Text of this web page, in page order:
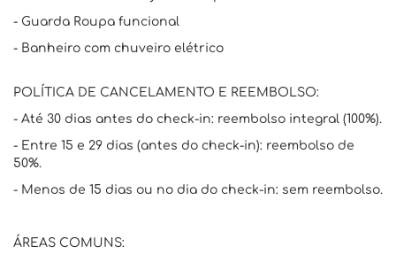
- Guarda Roupa funcional
- Banheiro com chuveiro elétrico
POLÍTICA DE CANCELAMENTO E REEMBOLSO:
- Até 30 dias antes do check-in: reembolso integral (100%).
- Entre 15 e 29 dias (antes do check-in): reembolso de
50%.
- Menos de 15 dias ou no dia do check-in: sem reembolso.
ÁREAS COMUNS: